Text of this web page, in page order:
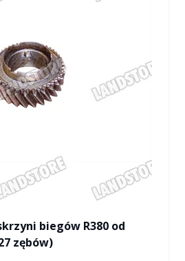
biegów R380 od
zębów)